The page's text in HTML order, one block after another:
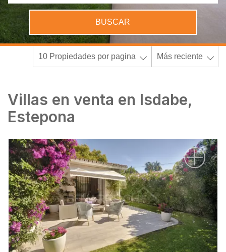
BUSCAR
10 Propiedades por pagina Más reciente
Villas en venta en Isdabe,
Estepona